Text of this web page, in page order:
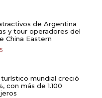
de Argentina
y tour operadores del
China Eastern
mundial creció
con más de 1.100